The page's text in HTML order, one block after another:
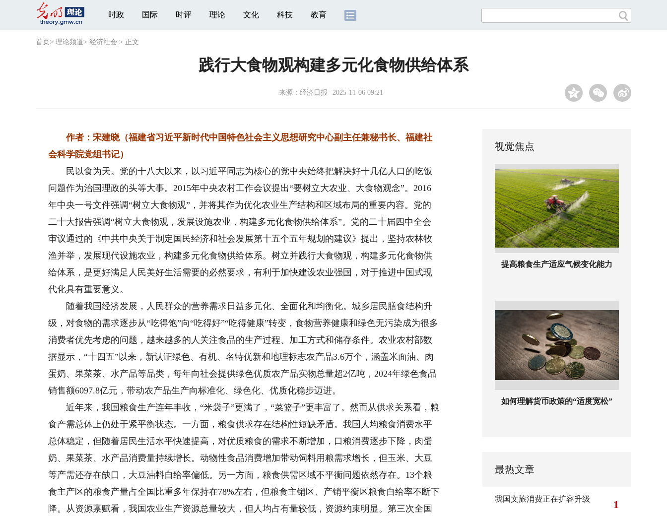
时政 国际 时评 理论 文化 科技 教育
首页 > 理论频道> 经济社会 > 正文
践行大食物观构建多元化食物供给体系
来源： 经济日报 2025-11-06 09:21
作者：宋建晓（福建省习近平新时代中国特色社会主义思想研究中心副主任兼秘书长、福建社
会科学院党组书记）
民以食为天。党的十八大以来，以习近平同志为核心的党中央始终把解决好十几亿人口的吃饭
问题作为治国理政的头等大事。2015年中央农村工作会议提出“要树立大农业、大食物观念”。2016
年中央一号文件强调“树立大食物观”，并将其作为优化农业生产结构和区域布局的重要内容。党的
二十大报告强调“树立大食物观，发展设施农业，构建多元化食物供给体系”。党的二十届四中全会
审议通过的《中共中央关于制定国民经济和社会发展第十五个五年规划的建议》提出，坚持农林牧
渔并举，发展现代设施农业，构建多元化食物供给体系。树立并践行大食物观，构建多元化食物供
给体系，是更好满足人民美好生活需要的必然要求，有利于加快建设农业强国，对于推进中国式现
代化具有重要意义。
随着我国经济发展，人民群众的营养需求日益多元化、全面化和均衡化。城乡居民膳食结构升
级，对食物的需求逐步从“吃得饱”向“吃得好”“吃得健康”转变，食物营养健康和绿色无污染成为很多
消费者优先考虑的问题，越来越多的人关注食品的生产过程、加工方式和储存条件。农业农村部数
据显示，“十四五”以来，新认证绿色、有机、名特优新和地理标志农产品3.6万个，涵盖米面油、肉
蛋奶、果菜茶、水产品等品类，每年向社会提供绿色优质农产品实物总量超2亿吨，2024年绿色食品
销售额6097.8亿元，带动农产品生产向标准化、绿色化、优质化稳步迈进。
近年来，我国粮食生产连年丰收，“米袋子”更满了，“菜篮子”更丰富了。然而从供求关系看，粮
食产需总体上仍处于紧平衡状态。一方面，粮食供求存在结构性短缺矛盾。我国人均粮食消费水平
总体稳定，但随着居民生活水平快速提高，对优质粮食的需求不断增加，口粮消费逐步下降，肉蛋
奶、果菜茶、水产品消费量持续增长。动物性食品消费增加带动饲料用粮需求增长，但玉米、大豆
等产需还存在缺口，大豆油料自给率偏低。另一方面，粮食供需区域不平衡问题依然存在。13个粮
食主产区的粮食产量占全国比重多年保持在78%左右，但粮食主销区、产销平衡区粮食自给率不断下
降。从资源禀赋看，我国农业生产资源总量较大，但人均占有量较低，资源约束明显。第三次全国
视觉焦点
提高粮食生产适应气候变化能力
如何理解货币政策的“适度宽松”
最热文章
我国文旅消费正在扩容升级 1